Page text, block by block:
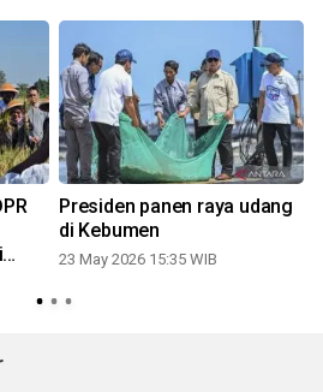
Presiden panen raya udang
di Kebumen
23 May 2026 15:35 WIB